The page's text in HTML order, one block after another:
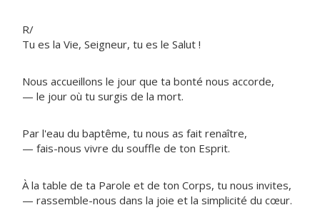
R/
Tu es la Vie, Seigneur, tu es le Salut !
Nous accueillons le jour que ta bonté nous accorde,
— le jour où tu surgis de la mort.
Par l'eau du baptême, tu nous as fait renaître,
— fais-nous vivre du souffle de ton Esprit.
À la table de ta Parole et de ton Corps, tu nous invites,
— rassemble-nous dans la joie et la simplicité du cœur.